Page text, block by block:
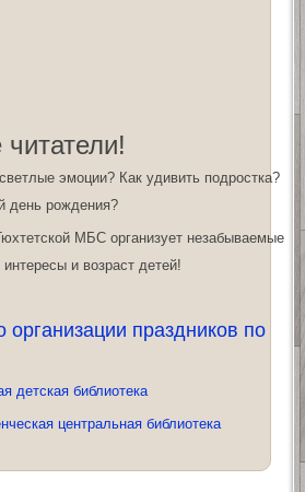
эмоции? Как удивить подростка?
день рождения?
МБС организует незабываемые
и возраст детей!
организации праздников по
детская библиотека
центральная библиотека